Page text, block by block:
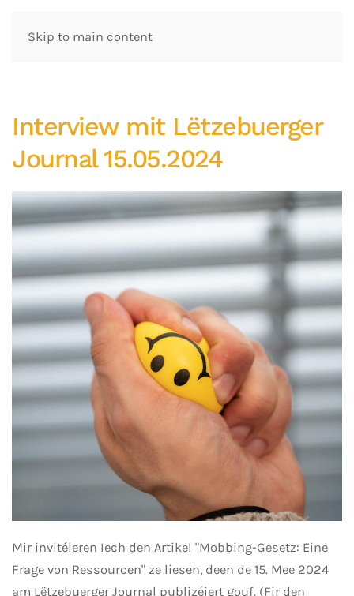
Skip to main content
Interview mit Lëtzebuerger
Journal 15.05.2024
Mir invitéieren Iech den Artikel "Mobbing-Gesetz: Eine
Frage von Ressourcen" ze liesen, deen de 15. Mee 2024
am Lëtzebuerger Journal publizéiert gouf. (Fir den